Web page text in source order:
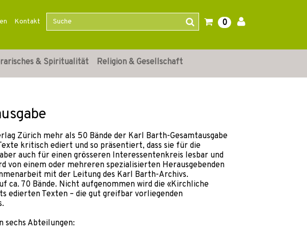
Kontakt 0
& Spiritualität Religion & Gesellschaft
Zürich mehr als 50 Bände der Karl Barth-Gesamtausgabe
kritisch ediert und so präsentiert, dass sie für die
auch für einen grösseren Interessentenkreis lesbar und
von einem oder mehreren spezialisierten Herausgebenden
mit der Leitung des Karl Barth-Archivs.
ca. 70 Bände. Nicht aufgenommen wird die «Kirchliche
edierten Texten – die gut greifbar vorliegenden
sechs Abteilungen: